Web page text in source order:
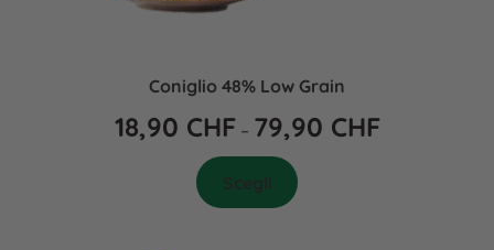
Coniglio 48% Low Grain
18,90 CHF – 79,90 CHF